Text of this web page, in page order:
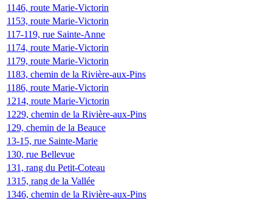
1146, route Marie-Victorin
1153, route Marie-Victorin
117-119, rue Sainte-Anne
1174, route Marie-Victorin
1179, route Marie-Victorin
1183, chemin de la Rivière-aux-Pins
1186, route Marie-Victorin
1214, route Marie-Victorin
1229, chemin de la Rivière-aux-Pins
129, chemin de la Beauce
13-15, rue Sainte-Marie
130, rue Bellevue
131, rang du Petit-Coteau
1315, rang de la Vallée
1346, chemin de la Rivière-aux-Pins